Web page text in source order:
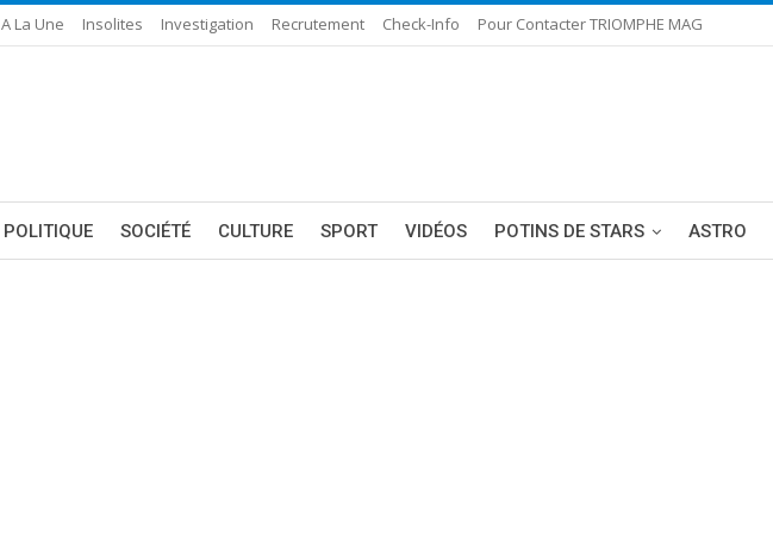
A La Une Insolites Investigation Recrutement Check-Info Pour Contacter TRIOMPHE MAG
POLITIQUE SOCIÉTÉ CULTURE SPORT VIDÉOS POTINS DE STARS ASTRO